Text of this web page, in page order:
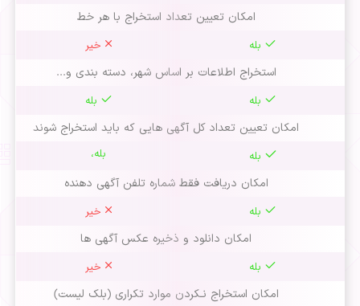
امکان تعیین تعداد استخراج با هر خط
بله خیر
استخراج اطلاعات بر اساس شهر، دسته بندی و...
بله بله
امکان تعیین تعداد کل آگهی هایی که باید استخراج شوند
بله بله،
امکان دریافت فقط شماره تلفن آگهی دهنده
بله خیر
امکان دانلود و ذخیره عکس آگهی ها
بله خیر
امکان استخراج نـکردن موارد تکراری (بلک لیست)